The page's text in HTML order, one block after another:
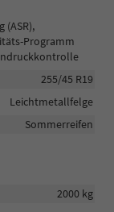
(ASR),
Programm
255/45 R19
Leichtmetallfelge
Sommerreifen
2000 kg